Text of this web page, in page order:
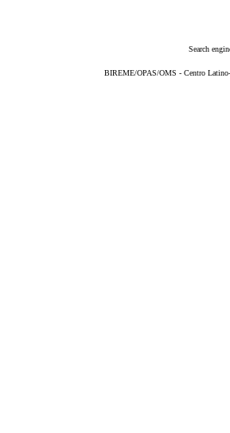
Search
BIREME/OPAS/OMS - Centro Latino-